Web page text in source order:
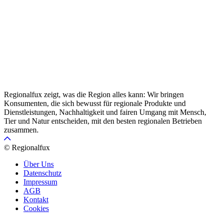
Regionalfux zeigt, was die Region alles kann: Wir bringen
Konsumenten, die sich bewusst für regionale Produkte und
Dienstleistungen, Nachhaltigkeit und fairen Umgang mit Mensch,
Tier und Natur entscheiden, mit den besten regionalen Betrieben
zusammen.
© Regionalfux
Über Uns
Datenschutz
Impressum
AGB
Kontakt
Cookies